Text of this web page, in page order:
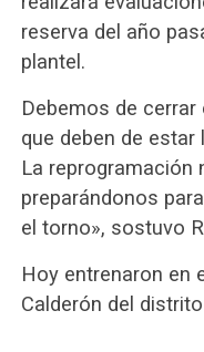
reserva del año
plantel.
Debemos de
que deben de
La reprogramación
preparándonos
el torno», sostuvo
Hoy entrenaron en
Calderón del